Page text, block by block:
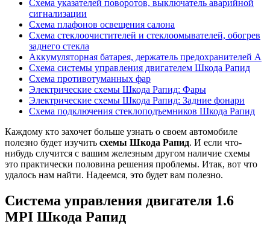
Схема указателей поворотов, выключатель аварийной
сигнализации
Схема плафонов освещения салона
Схема стеклоочистителей и стеклоомывателей, обогрев
заднего стекла
Аккумуляторная батарея, держатель предохранителей А
Схема системы управления двигателем Шкода Рапид
Схема противотуманных фар
Электрические схемы Шкода Рапид: Фары
Электрические схемы Шкода Рапид: Задние фонари
Схема подключения стеклоподъемников Шкода Рапид
Каждому кто захочет больше узнать о своем автомобиле
полезно будет изучить схемы Шкода Рапид. И если что-
нибудь случится с вашим железным другом наличие схемы
это практически половина решения проблемы. Итак, вот что
удалось нам найти. Надеемся, это будет вам полезно.
Система управления двигателя 1.6
MPI Шкода Рапид